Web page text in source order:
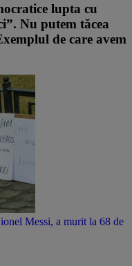
lupta cu
Nu putem tăcea
de care avem
Messi, a murit la 68 de